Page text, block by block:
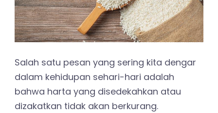
Salah satu pesan yang sering kita dengar
dalam kehidupan sehari-hari adalah
bahwa harta yang disedekahkan atau
dizakatkan tidak akan berkurang.